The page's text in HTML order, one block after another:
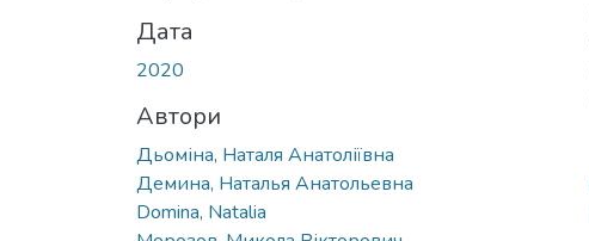
Дата
2020
Автори
Дьоміна, Наталя Анатоліївна
Демина, Наталья Анатольевна
Domina, Natalia